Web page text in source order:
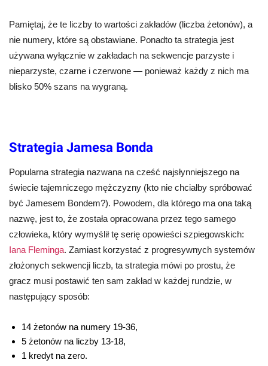
Pamiętaj, że te liczby to wartości zakładów (liczba żetonów), a
nie numery, które są obstawiane. Ponadto ta strategia jest
używana wyłącznie w zakładach na sekwencje parzyste i
nieparzyste, czarne i czerwone — ponieważ każdy z nich ma
blisko 50% szans na wygraną.
Strategia Jamesa Bonda
Popularna strategia nazwana na cześć najsłynniejszego na
świecie tajemniczego mężczyzny (kto nie chciałby spróbować
być Jamesem Bondem?). Powodem, dla którego ma ona taką
nazwę, jest to, że została opracowana przez tego samego
człowieka, który wymyślił tę serię opowieści szpiegowskich:
Iana Fleminga. Zamiast korzystać z progresywnych systemów
złożonych sekwencji liczb, ta strategia mówi po prostu, że
gracz musi postawić ten sam zakład w każdej rundzie, w
następujący sposób:
14 żetonów na numery 19-36,
5 żetonów na liczby 13-18,
1 kredyt na zero.